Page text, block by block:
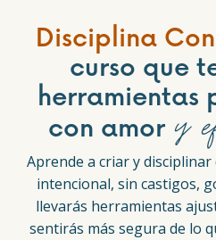
Disciplina
curso que
herramientas
con amor y
Aprende a criar y
intencional, sin castigos,
llevarás herramientas
sentirás más segura de lo